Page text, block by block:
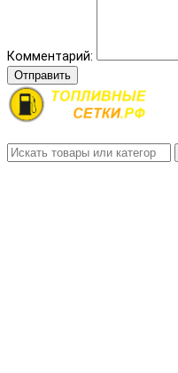
Комментарий:
Отправить